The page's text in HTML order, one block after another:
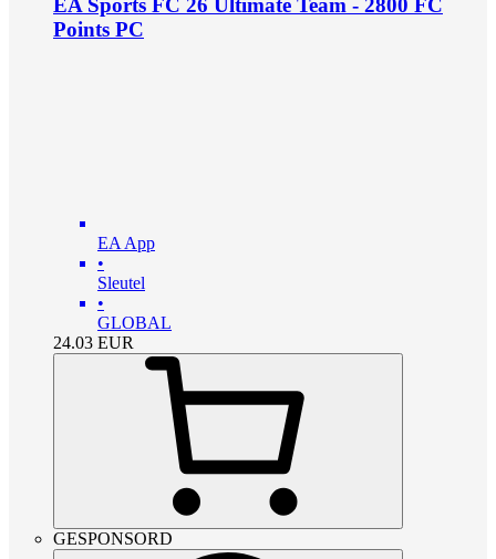
EA Sports FC 26 Ultimate Team - 2800 FC
Points PC
EA App
•
Sleutel
•
GLOBAL
24.03 EUR
GESPONSORD